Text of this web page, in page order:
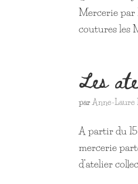
Mercerie par
coutures les
Les
parAnne-Laure
A partir du
mercerie
d’atelier